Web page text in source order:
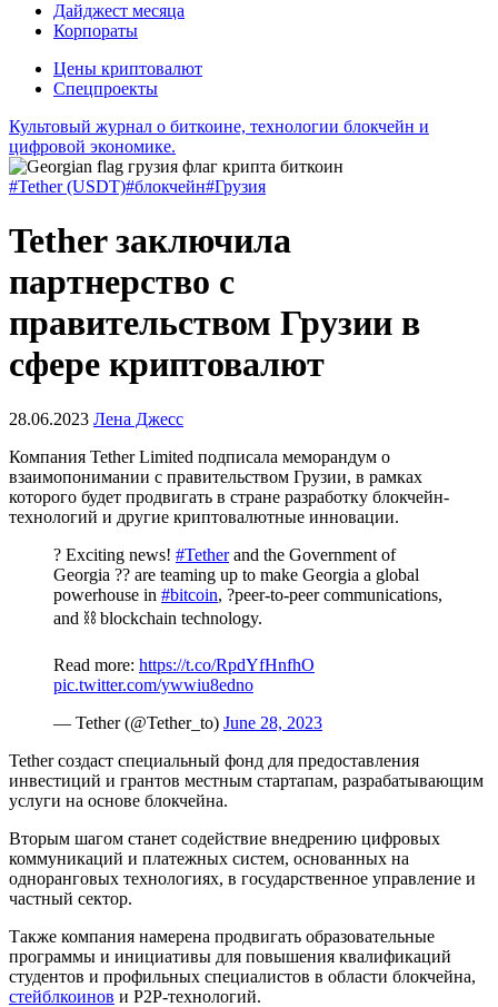
Дайджест месяца
Корпораты
Цены криптовалют
Спецпроекты
Культовый журнал о биткоине, технологии блокчейн и
цифровой экономике.
#Tether (USDT)#блокчейн#Грузия
Tether заключила
партнерство с
правительством Грузии в
сфере криптовалют
28.06.2023 Лена Джесс
Компания Tether Limited подписала меморандум о
взаимопонимании с правительством Грузии, в рамках
которого будет продвигать в стране разработку блокчейн-
технологий и другие криптовалютные инновации.
? Exciting news! #Tetherand the Government of
Georgia ?? are teaming up to make Georgia a global
powerhouse in #bitcoin, ?peer-to-peer communications,
and ⛓️ blockchain technology.
Read more: https://t.co/RpdYfHnfhO
pic.twitter.com/ywwiu8edno
— Tether (@Tether_to) June 28, 2023
Tether создаст специальный фонд для предоставления
инвестиций и грантов местным стартапам, разрабатывающим
услуги на основе блокчейна.
Вторым шагом станет содействие внедрению цифровых
коммуникаций и платежных систем, основанных на
одноранговых технологиях, в государственное управление и
частный сектор.
Также компания намерена продвигать образовательные
программы и инициативы для повышения квалификаций
студентов и профильных специалистов в области блокчейна,
стейблкоинов и P2P-технологий.